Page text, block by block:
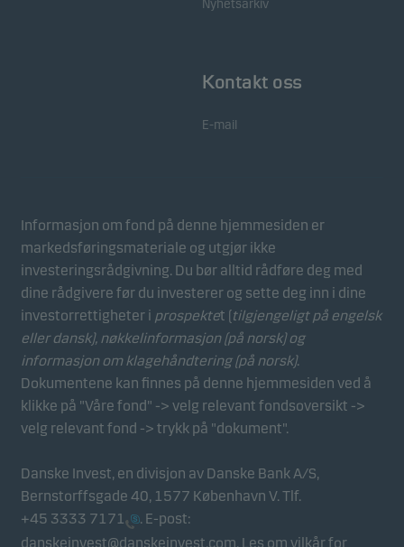
Nyhetsarkiv
Kontakt oss
E-mail
Informasjon om fond på denne hjemmesiden er
markedsføringsmateriale og utgjør ikke
investeringsrådgivning. Du bør alltid rådføre deg med
dine rådgivere før du investerer og sette deg inn i dine
investorrettigheter i prospektet (tilgjengeligt på engelsk
eller dansk), nøkkelinformasjon (på norsk)og
informasjon om klagehåndtering (på norsk).
Dokumentene kan finnes på denne hjemmesiden ved å
klikke på "Våre fond" -> velg relevant fondsoversikt ->
velg relevant fond -> trykk på "dokument".
Danske Invest, en divisjon av Danske Bank A/S,
Bernstorffsgade 40, 1577 København V. Tlf.
+45 3333 7171
. E-post:
danskeinvest@danskeinvest.com. Les om vilkår for